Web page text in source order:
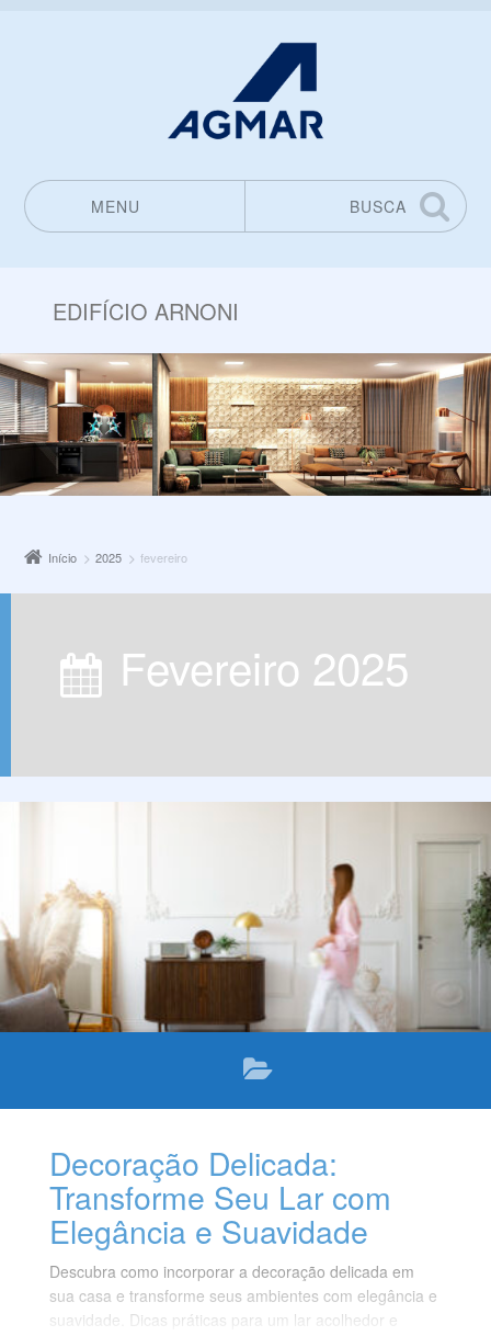
MENU
BUSCA
EDIFÍCIO ARNONI
Início 2025 fevereiro
fevereiro 2025
Decoração Delicada:
Transforme Seu Lar com
Elegância e Suavidade
Descubra como incorporar a decoração delicada em
sua casa e transforme seus ambientes com elegância e
suavidade. Dicas práticas para um lar acolhedor e